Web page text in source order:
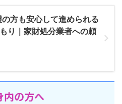
方も安心して進められる
り｜家財処分業者への頼
内の方へ